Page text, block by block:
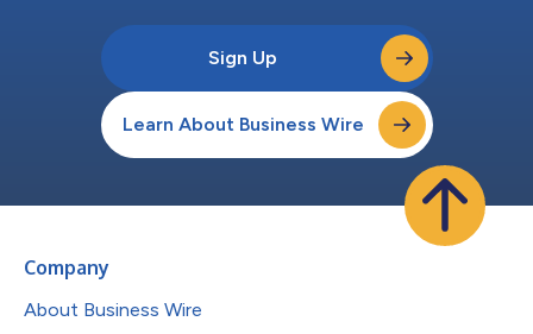
Sign Up
Learn About Business Wire
Company
About Business Wire